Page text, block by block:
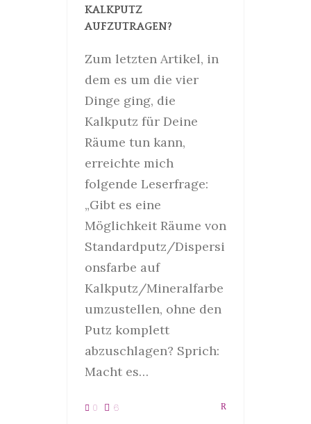
KALKPUTZ
AUFZUTRAGEN?
Zum letzten Artikel, in
dem es um die vier
Dinge ging, die
Kalkputz für Deine
Räume tun kann,
erreichte mich
folgende Leserfrage:
„Gibt es eine
Möglichkeit Räume von
Standardputz/Dispersi
onsfarbe auf
Kalkputz/Mineralfarbe
umzustellen, ohne den
Putz komplett
abzuschlagen? Sprich:
Macht es…
0 6